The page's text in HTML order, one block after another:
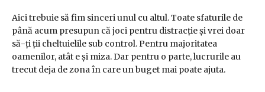
Aici trebuie să fim sinceri unul cu altul. Toate sfaturile de
până acum presupun că joci pentru distracție și vrei doar
să-ți ții cheltuielile sub control. Pentru majoritatea
oamenilor, atât e și miza. Dar pentru o parte, lucrurile au
trecut deja de zona în care un buget mai poate ajuta.